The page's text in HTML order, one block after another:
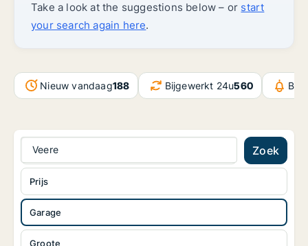
Take a look at the suggestions below – or start
your search again here.
Nieuw vandaag188 Bijgewerkt 24u560
Veere Zoek
Garage
Groote
Prijs